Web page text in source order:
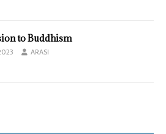
to Buddhism
ARASI